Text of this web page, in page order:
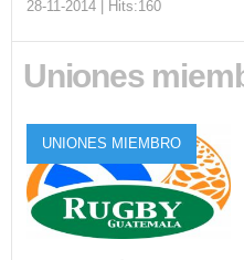
28-11-2014 | Hits:160
Consur en la
Conferencia de
Londr…
En el marco de la Exposición
y Conferencia Mundial del
Rugby 2014 realizada e...
Uniones
UNIONES MIEMBRO